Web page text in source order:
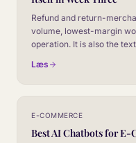
Refund and return-
volume, lowest-margin
operation. It is also the
Læs
E-COMMERCE
Best AI Chatbots for E-